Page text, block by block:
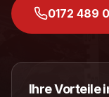
0172 489
Ihre Vorteile